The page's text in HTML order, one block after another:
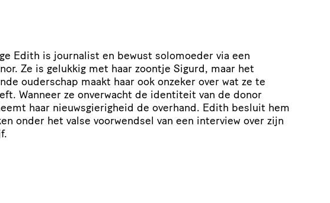
Edith is journalist en bewust solomoeder via een
Ze is gelukkig met haar zoontje Sigurd, maar het
ouderschap maakt haar ook onzeker over wat ze te
Wanneer ze onverwacht de identiteit van de donor
haar nieuwsgierigheid de overhand. Edith besluit hem
onder het valse voorwendsel van een interview over zijn